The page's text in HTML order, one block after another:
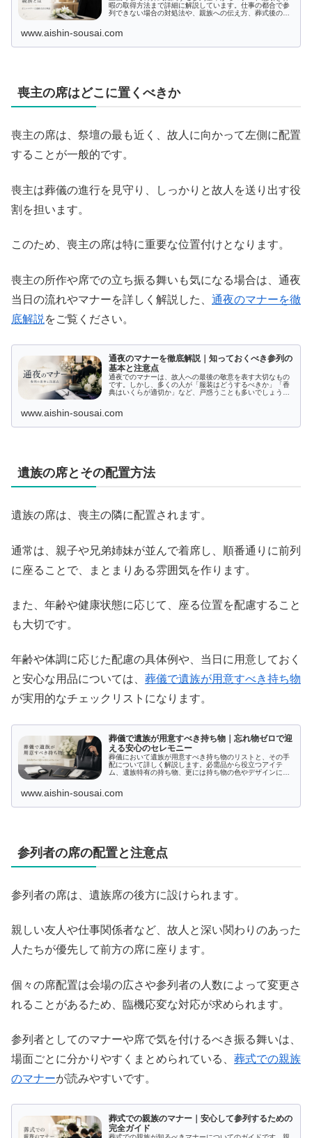
暇の取得方法まで詳細に解説しています。仕事の都合で参
列できない場合の対処法や、親族への伝え方、葬式後の関
安心のガイドです。
www.aishin-sousai.com
喪主の席はどこに置くべきか
喪主の席は、祭壇の最も近く、故人に向かって左側に配置
することが一般的です。
喪主は葬儀の進行を見守り、しっかりと故人を送り出す役
割を担います。
このため、喪主の席は特に重要な位置付けとなります。
喪主の所作や席での立ち振る舞いも気になる場合は、通夜
当日の流れやマナーを詳しく解説した、 通夜のマナーを徹
底解説 をご覧ください。
通夜のマナーを徹底解説｜知っておくべき参列の
基本と注意点
通夜でのマナーは、故人への最後の敬意を表す大切なもの
です。しかし、多くの人が「服装はどうするべきか」「香
典はいくらが適切か」など、戸惑うことも多いでしょう。
www.aishin-sousai.com
遺族の席とその配置方法
遺族の席は、喪主の隣に配置されます。
通常は、親子や兄弟姉妹が並んで着席し、順番通りに前列
に座ることで、まとまりある雰囲気を作ります。
また、年齢や健康状態に応じて、座る位置を配慮すること
も大切です。
年齢や体調に応じた配慮の具体例や、当日に用意しておく
と安心な用品については、 葬儀で遺族が用意すべき持ち物
が実用的なチェックリストになります。
葬儀で遺族が用意すべき持ち物｜忘れ物ゼロで迎
える安心のセレモニー
葬儀において遺族が用意すべき持ち物のリストと、その手
配について詳しく解説します。必需品から役立つアイテ
ム、遺族特有の持ち物、更には持ち物の色やデザインに関
備をサポートします。
www.aishin-sousai.com
参列者の席の配置と注意点
参列者の席は、遺族席の後方に設けられます。
親しい友人や仕事関係者など、故人と深い関わりのあった
人たちが優先して前方の席に座ります。
個々の席配置は会場の広さや参列者の人数によって変更さ
れることがあるため、臨機応変な対応が求められます。
参列者としてのマナーや席で気を付けるべき振る舞いは、
場面ごとに分かりやすくまとめられている、 葬式での親族
のマナーが読みやすいです。
葬式での親族のマナー｜安心して参列するための
完全ガイド